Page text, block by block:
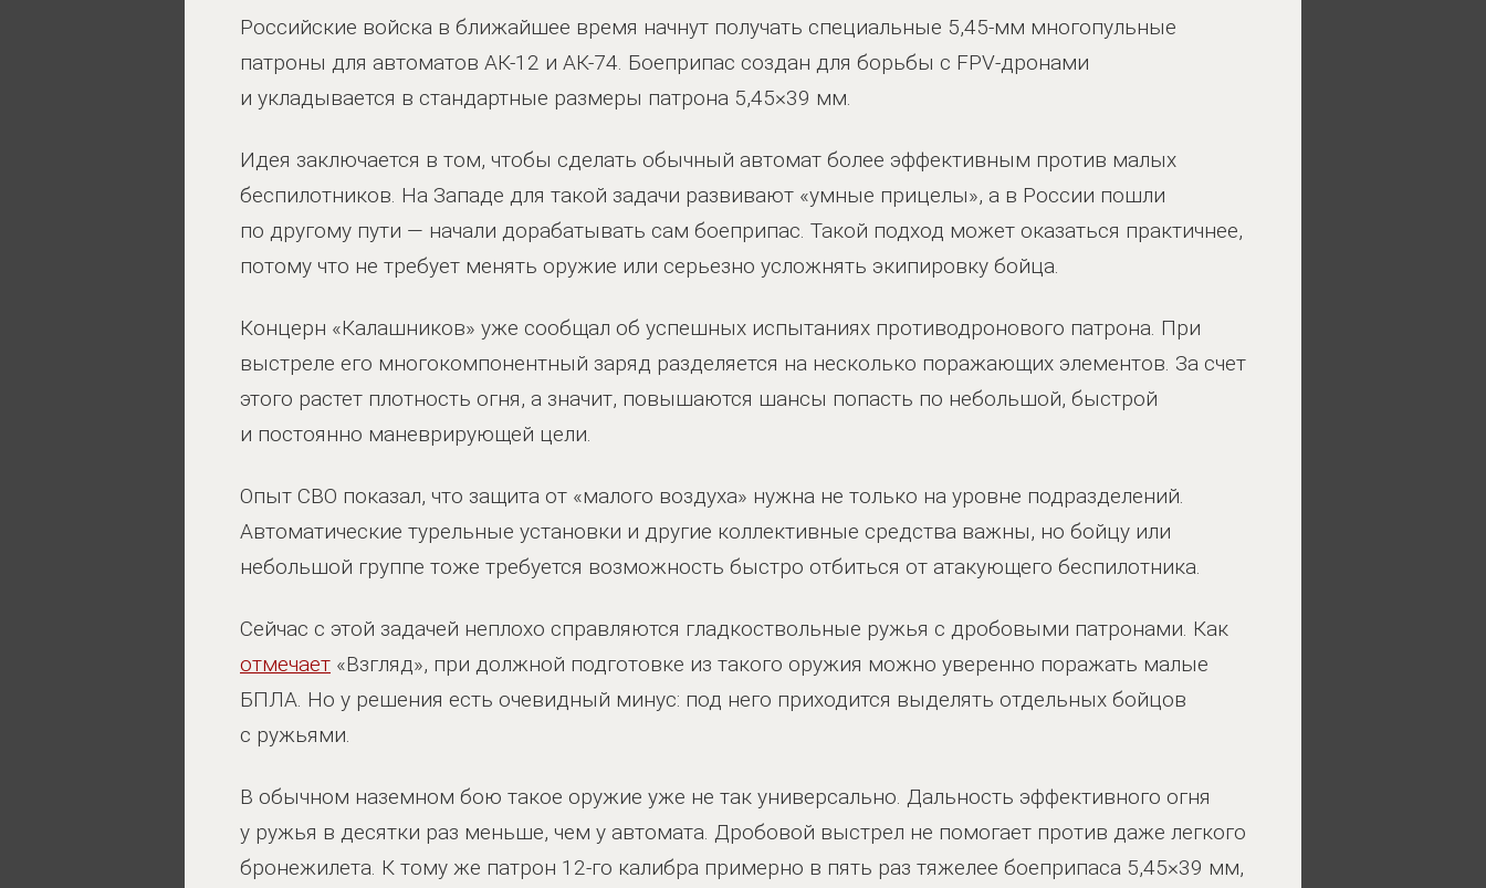
Российские войска в ближайшее время начнут получать специальные 5,45-мм многопульные
патроны для автоматов АК-12 и АК-74. Боеприпас создан для борьбы с FPV-дронами
и укладывается в стандартные размеры патрона 5,45×39 мм.
Идея заключается в том, чтобы сделать обычный автомат более эффективным против малых
беспилотников. На Западе для такой задачи развивают «умные прицелы», а в России пошли
по другому пути — начали дорабатывать сам боеприпас. Такой подход может оказаться практичнее,
потому что не требует менять оружие или серьезно усложнять экипировку бойца.
Концерн «Калашников» уже сообщал об успешных испытаниях противодронового патрона. При
выстреле его многокомпонентный заряд разделяется на несколько поражающих элементов. За счет
этого растет плотность огня, а значит, повышаются шансы попасть по небольшой, быстрой
и постоянно маневрирующей цели.
Опыт СВО показал, что защита от «малого воздуха» нужна не только на уровне подразделений.
Автоматические турельные установки и другие коллективные средства важны, но бойцу или
небольшой группе тоже требуется возможность быстро отбиться от атакующего беспилотника.
Сейчас с этой задачей неплохо справляются гладкоствольные ружья с дробовыми патронами. Как
отмечает «Взгляд», при должной подготовке из такого оружия можно уверенно поражать малые
БПЛА. Но у решения есть очевидный минус: под него приходится выделять отдельных бойцов
с ружьями.
В обычном наземном бою такое оружие уже не так универсально. Дальность эффективного огня
у ружья в десятки раз меньше, чем у автомата. Дробовой выстрел не помогает против даже легкого
бронежилета. К тому же патрон 12-го калибра примерно в пять раз тяжелее боеприпаса 5,45×39 мм,